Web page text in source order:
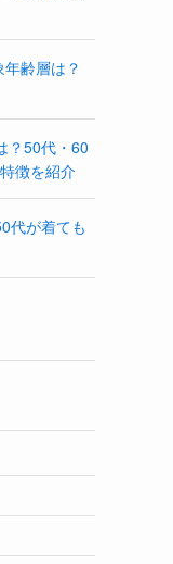
齢層は？
？50代・60
徴を紹介
代が着ても